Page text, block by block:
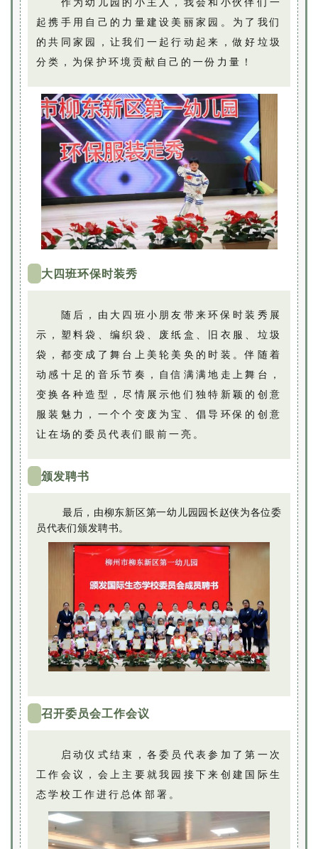
起携手用自己的力量建设美丽家园。为了我们
的共同家园，让我们一起行动起来，做好垃圾
分类，为保护环境贡献自己的一份力量！
大四班环保时装秀
随后，由大四班小朋友带来环保时装秀展
示，塑料袋、编织袋、废纸盒、旧衣服、垃圾
袋，都变成了舞台上美轮美奂的时装。伴随着
动感十足的音乐节奏，自信满满地走上舞台，
变换各种造型，尽情展示他们独特新颖的创意
服装魅力，一个个变废为宝、倡导环保的创意
让在场的委员代表们眼前一亮。
颁发聘书
最后，由柳东新区第一幼儿园园长赵侠为各位委
员代表们颁发聘书。
召开委员会工作会议
启动仪式结束，各委员代表参加了第一次
工作会议，会上主要就我园接下来创建国际生
态学校工作进行总体部署。